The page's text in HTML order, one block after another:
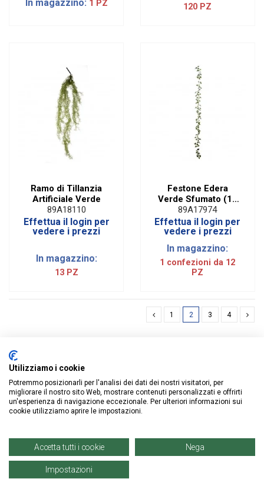
In magazzino: 1 PZ 120 PZ
Ramo di Tillanzia
Artificiale Verde
89A18110
Effettua il login per
vedere i prezzi
In magazzino:
13 PZ
Festone Edera
Verde Sfumato (12
PZ)
89A17974
Effettua il login per
vedere i prezzi
In magazzino:
1 confezioni da 12
PZ
1 2 3 4
ISCRIVITI ALLA NEWSLETTER
Utilizziamo i cookie
Potremmo posizionarli per l'analisi dei dati dei nostri visitatori, per
migliorare il nostro sito Web, mostrare contenuti personalizzati e offrirti
un'esperienza di navigazione eccezionale. Per ulteriori informazioni sui
cookie utilizziamo aprire le impostazioni.
Accetta tutti i cookie Nega
Impostazioni